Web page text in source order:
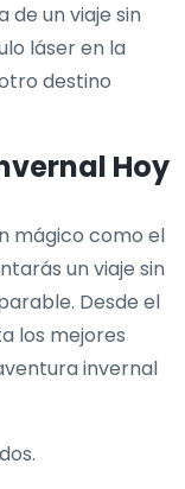
de un viaje sin
láser en la
destino
Hoy
mágico como el
un viaje sin
Desde el
los mejores
invernal